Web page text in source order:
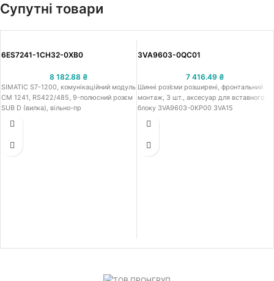
Супутні товари
6ES7241-1CH32-0XB0
8 182.88 ₴
SIMATIC S7-1200, комунікаційний модуль
CM 1241, RS422/485, 9-полюсний розєм
SUB D (вилка), вільно-пр
3VA9603-0QC01
7 416.49 ₴
Шинні роз’єми розширені, фронтальний
монтаж, 3 шт., аксесуар для вставного
блоку 3VA9603-0KP00 3VA15